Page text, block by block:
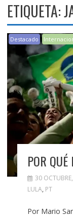
ETIQUETA:
Destacado
POR
30
LULA, PT
Por Mario